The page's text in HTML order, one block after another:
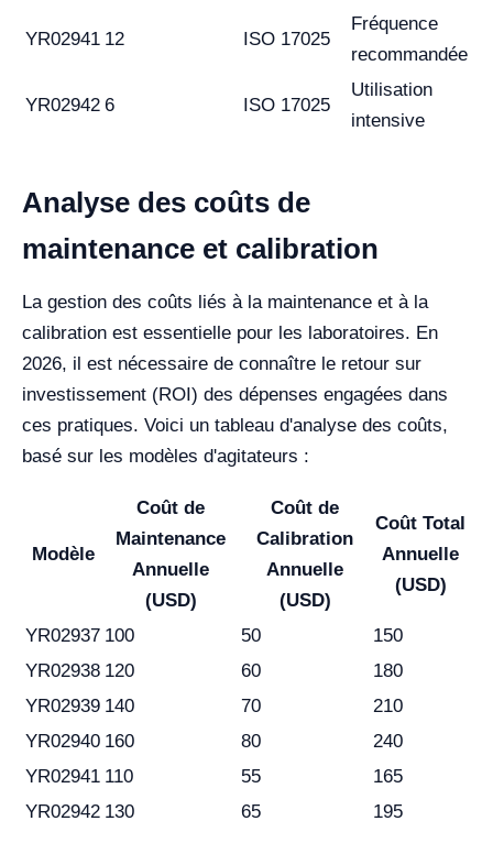
YR02941 12 ISO 17025
Fréquence
recommandée
YR02942 6 ISO 17025
Utilisation
intensive
Analyse des coûts de
maintenance et calibration
La gestion des coûts liés à la maintenance et à la
calibration est essentielle pour les laboratoires. En
2026, il est nécessaire de connaître le retour sur
investissement (ROI) des dépenses engagées dans
ces pratiques. Voici un tableau d'analyse des coûts,
basé sur les modèles d'agitateurs :
Modèle
Coût de
Maintenance
Annuelle
(USD)
Coût de
Calibration
Annuelle
(USD)
Coût Total
Annuelle
(USD)
YR02937 100 50
150
YR02938 120 60
180
YR02939 140 70
210
YR02940 160 80
240
YR02941 110 55
165
YR02942 130 65 195